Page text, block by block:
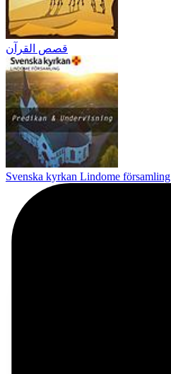
قصص القرآن
Svenska kyrkan Lindome församling